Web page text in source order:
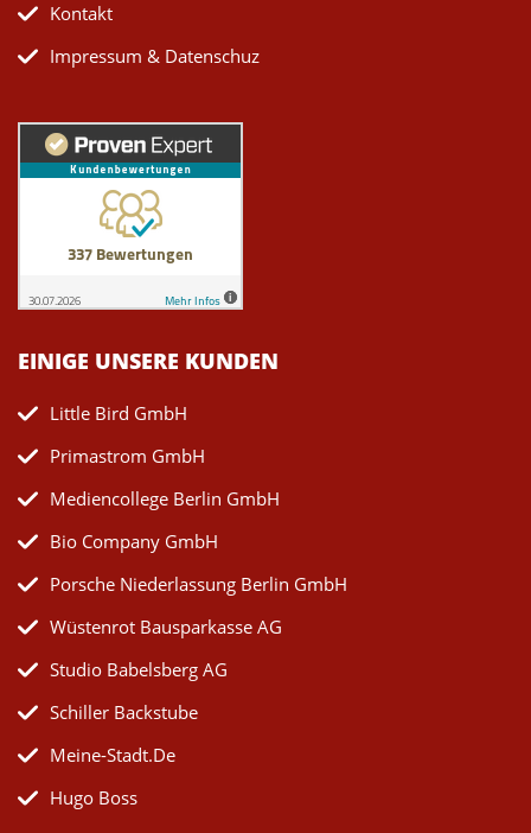
Kontakt
Impressum & Datenschuz
EINIGE UNSERE KUNDEN
Little Bird GmbH
Primastrom GmbH
Mediencollege Berlin GmbH
Bio Company GmbH
Porsche Niederlassung Berlin GmbH
Wüstenrot Bausparkasse AG
Studio Babelsberg AG
Schiller Backstube
Meine-Stadt.de
Hugo Boss